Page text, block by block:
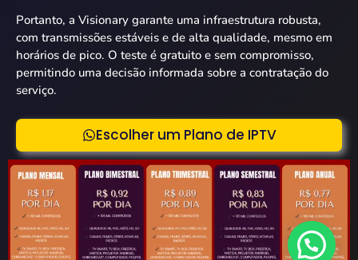
Portanto, a Visionary garante uma infraestrutura robusta,
com transmissões estáveis e de alta qualidade, mesmo em
horários de pico. O teste é gratuito e sem compromisso,
permitindo uma decisão informada sobre a contratação do
serviço.
Escolher um Plano de IPTV